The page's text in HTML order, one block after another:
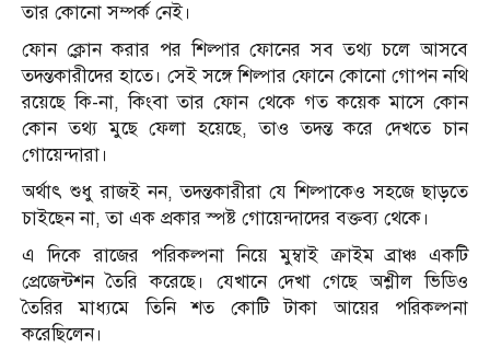
তার কোনো সম্পর্ক নেই।
ফোন ক্লোন করার পর শিল্পার ফোনের সব তথ্য চলে আসবে
তদন্তকারীদের হাতে। সেই সঙ্গে শিল্পার ফোনে কোনো গোপন নথি
রয়েছে কি-না, কিংবা তার ফোন থেকে গত কয়েক মাসে কোন
কোন তথ্য মুছে ফেলা হয়েছে, তাও তদন্ত করে দেখতে চান
গোয়েন্দারা।
অর্থাৎ শুধু রাজই নন, তদন্তকারীরা যে শিল্পাকেও সহজে ছাড়তে
চাইছেন না, তা এক প্রকার স্পষ্ট গোয়েন্দাদের বক্তব্য থেকে।
এ দিকে রাজের পরিকল্পনা নিয়ে মুম্বাই ক্রাইম ব্রাঞ্চ একটি
প্রেজেন্টশন তৈরি করেছে। যেখানে দেখা গেছে অশ্লীল ভিডিও
তৈরির মাধ্যমে তিনি শত কোটি টাকা আয়ের পরিকল্পনা
করেছিলেন।